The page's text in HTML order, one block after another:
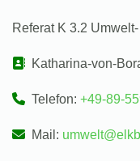
Referat K 3.2
Katharina-von-
Telefon: +49-89-
Mail: